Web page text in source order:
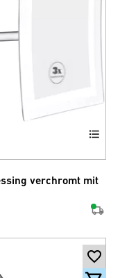
verchromt mit